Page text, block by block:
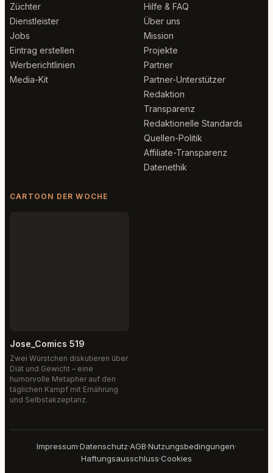
Züchter
Dienstleister
Jobs
Eintrag erstellen
Werberichtlinien
Media-Kit
Hilfe & FAQ
Über uns
Mission
Projekte
Partner
Partner-Unterstützer
Redaktion
Transparenz
Redaktionelle Standards
Quellen-Politik
Affiliate-Transparenz
Datenethik
CARTOON DER WOCHE
Jose_Comics 519
Zwei Würstchen diskutieren über
Diät und Gewicht – eine
humorvolle Metapher auf den
täglichen Kampf mit Ernährung
und Selbstakzeptanz.
Impressum·Datenschutz·AGB·Nutzungsbedingungen·
Haftungsausschluss·Cookies